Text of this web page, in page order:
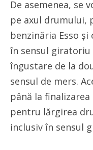
De asemenea, se
pe axul drumului,
benzinăria Esso
în sensul
îngustare de la
sensul de mers.
până la
pentru lărgirea
inclusiv în sensul